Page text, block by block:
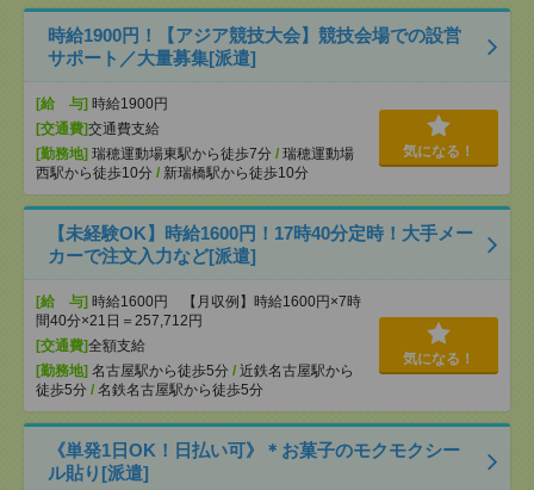
時給1900円！【アジア競技大会】競技会場での設営
サポート／大量募集[派遣]
[給 与] 時給1900円
[交通費]交通費支給
[勤務地] 瑞穂運動場東駅から徒歩7分 / 瑞穂運動場
西駅から徒歩10分 / 新瑞橋駅から徒歩10分
気になる！
【未経験OK】時給1600円！17時40分定時！大手メー
カーで注文入力など[派遣]
[給 与] 時給1600円 【月収例】時給1600円×7時
間40分×21日＝257,712円
[交通費]全額支給
[勤務地] 名古屋駅から徒歩5分 / 近鉄名古屋駅から
徒歩5分 / 名鉄名古屋駅から徒歩5分
気になる！
《単発1日OK！日払い可》＊お菓子のモクモクシー
ル貼り[派遣]